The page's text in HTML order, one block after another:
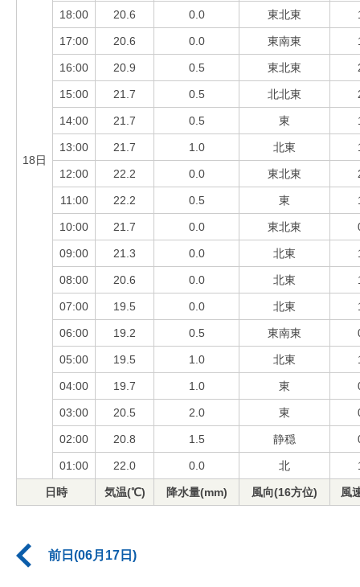
18日
18:00 20.6 0.0 東北東
17:00 20.6 0.0 東南東
16:00 20.9 0.5 東北東
15:00 21.7 0.5 北北東
14:00 21.7 0.5 東
13:00 21.7 1.0 北東
12:00 22.2 0.0 東北東
11:00 22.2 0.5 東
10:00 21.7 0.0 東北東
09:00 21.3 0.0 北東
08:00 20.6 0.0 北東
07:00 19.5 0.0 北東
06:00 19.2 0.5 東南東
05:00 19.5 1.0 北東
04:00 19.7 1.0 東
03:00 20.5 2.0 東
02:00 20.8 1.5 静穏
01:00 22.0 0.0 北
日時 気温(℃) 降水量(mm) 風向(16方位) 風
前日(06月17日)